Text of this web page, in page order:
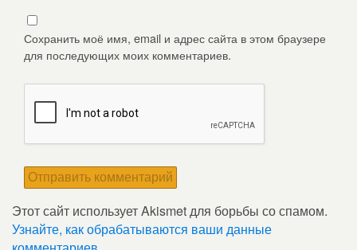
Сохранить моё имя, email и адрес сайта в этом браузере
для последующих моих комментариев.
Этот сайт использует Akismet для борьбы со спамом.
Узнайте, как обрабатываются ваши данные